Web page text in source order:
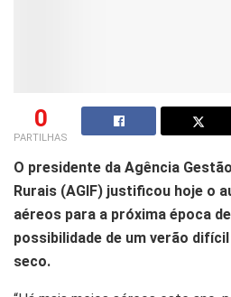
0
PARTILHAS
O presidente da Agência
Rurais (AGIF) justificou hoje o
aéreos para a próxima época
possibilidade de um verão
seco.